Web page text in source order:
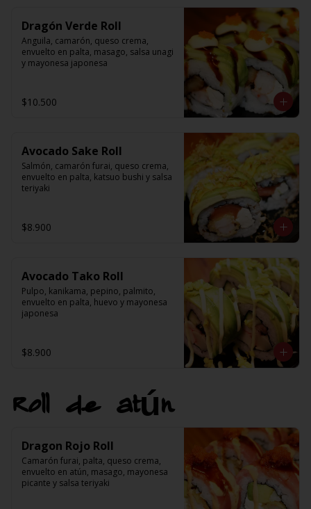
Dragón Verde Roll
Anguila, camarón, queso crema,
envuelto en palta, masago, salsa unagi
y mayonesa japonesa
$10.500
Avocado Sake Roll
Salmón, camarón furai, queso crema,
envuelto en palta, katsuo bushi y salsa
teriyaki
$8.900
Avocado Tako Roll
Pulpo, kanikama, pepino, palmito,
envuelto en palta, huevo y mayonesa
japonesa
$8.900
Roll de atún
Dragon Rojo Roll
Camarón furai, palta, queso crema,
envuelto en atún, masago, mayonesa
picante y salsa teriyaki